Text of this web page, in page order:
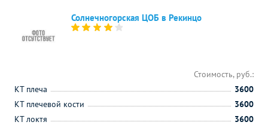
Солнечногорская ЦОБ в Рекинцо
Стоимость, руб.:
КТ плеча
3600
КТ плечевой кости
3600
КТ локтя
3600